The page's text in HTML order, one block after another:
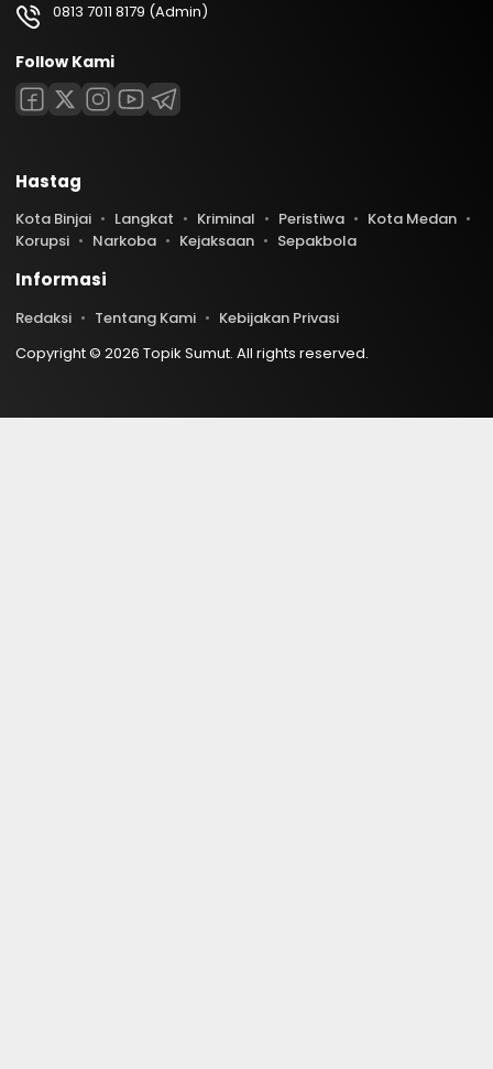
0813 7011 8179 (Admin)
Follow Kami
Hastag
Kota Binjai Langkat Kriminal Peristiwa
Kota Medan
Korupsi
Narkoba Kejaksaan Sepakbola
Informasi
Redaksi Tentang Kami
Kebijakan Privasi
Copyright © 2026 Topik Sumut. All rights reserved.